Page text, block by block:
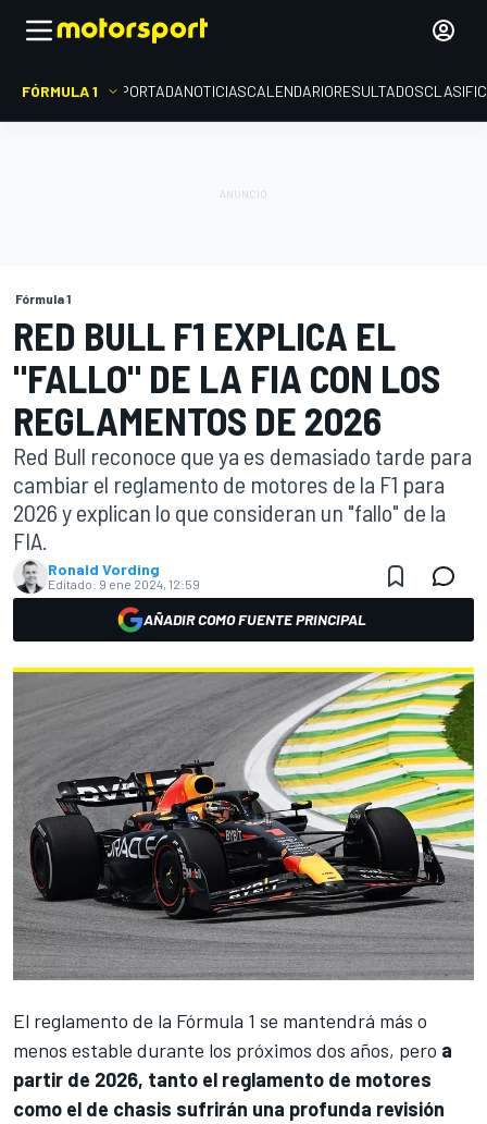
FÓRMULA 1 PORTADANOTICIASCALENDARIORESULTADOS
Fórmula 1
RED BULL F1 EXPLICA EL
"FALLO" DE LA FIA CON LOS
REGLAMENTOS DE 2026
Red Bull reconoce que ya es demasiado tarde para
cambiar el reglamento de motores de la F1 para
2026 y explican lo que consideran un "fallo" de la
FIA.
Ronald Vording
Editado: 9 ene 2024, 12:59
AÑADIR COMO FUENTE PRINCIPAL
El reglamento de la Fórmula 1 se mantendrá más o
menos estable durante los próximos dos años, pero a
partir de 2026, tanto el reglamento de motores
como el de chasis sufrirán una profunda revisión